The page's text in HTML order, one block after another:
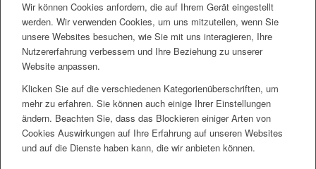
Wir können Cookies anfordern, die auf Ihrem Gerät eingestellt
werden. Wir verwenden Cookies, um uns mitzuteilen, wenn Sie
unsere Websites besuchen, wie Sie mit uns interagieren, Ihre
Nutzererfahrung verbessern und Ihre Beziehung zu unserer
Website anpassen.
Klicken Sie auf die verschiedenen Kategorienüberschriften, um
mehr zu erfahren. Sie können auch einige Ihrer Einstellungen
ändern. Beachten Sie, dass das Blockieren einiger Arten von
Cookies Auswirkungen auf Ihre Erfahrung auf unseren Websites
und auf die Dienste haben kann, die wir anbieten können.